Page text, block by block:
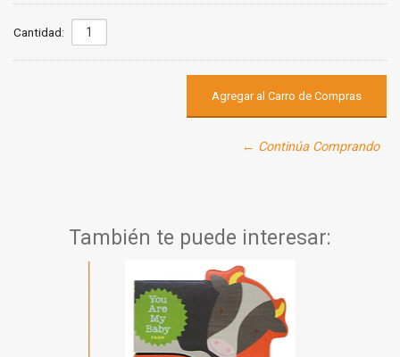
Cantidad:
← Continúa Comprando
También te puede interesar: